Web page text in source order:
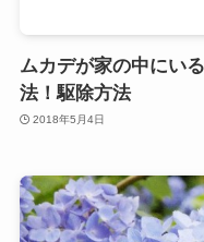
ムカデが家の中にい
法！駆除方法
2018年5月4日